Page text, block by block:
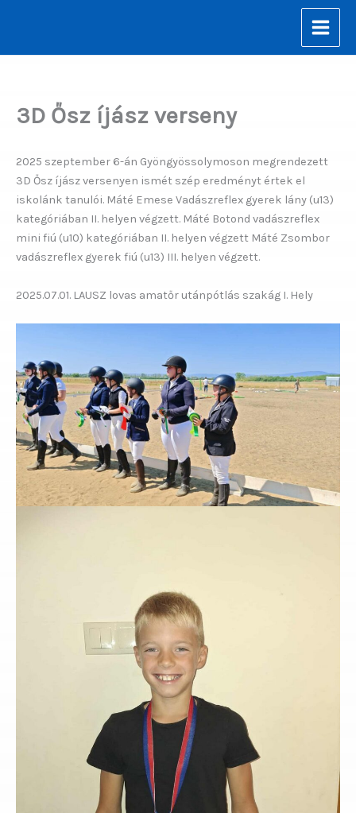
3D Ősz íjász verseny
2025 szeptember 6-án Gyöngyössolymoson megrendezett
3D Ősz íjász versenyen ismét szép eredményt értek el
iskolánk tanulói. Máté Emese Vadászreflex gyerek lány (u13)
kategóriában II. helyen végzett. Máté Botond vadászreflex
mini fiú (u10) kategóriában II. helyen végzett Máté Zsombor
vadászreflex gyerek fiú (u13) III. helyen végzett.
2025.07.01. LAUSZ lovas amatőr utánpótlás szakág I. Hely